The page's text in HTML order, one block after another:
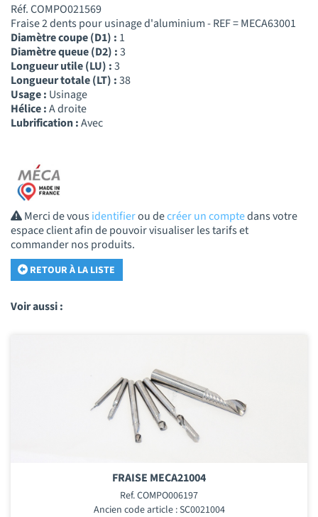
Réf. COMPO021569
Fraise 2 dents pour usinage d'aluminium - REF = MECA63001
Diamètre coupe (D1) : 1
Diamètre queue (D2) :3
Longueur utile (LU) :3
Longueur totale (LT) :38
Usage : Usinage
Hélice :A droite
Lubrification :Avec
Merci de vousidentifierou decréer un comptedans votre
espace client afin de pouvoir visualiser les tarifs et
commander nos produits.
RETOUR À LA LISTE
Voir aussi :
FRAISE MECA21004
Ref. COMPO006197
Ancien code article : SC0021004